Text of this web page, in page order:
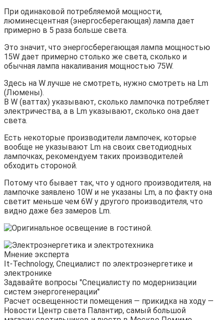
При одинаковой потребляемой мощности,
люминесцентная (энергосберегающая) лампа дает
примерно в 5 раза больше света.
Это значит, что энергосберегающая лампа мощностью
15W дает примерно столько же света, сколько и
обычная лампа накаливания мощностью 75W.
Здесь на W лучше не смотреть, нужно смотреть на Lm
(Люмены).
В W (ваттах) указывают, сколько лампочка потребляет
электричества, а в Lm указывают, сколько она дает
света.
Есть некоторые производители лампочек, которые
вообще не указывают Lm на своих светодиодных
лампочках, рекомендуем таких производителей
обходить стороной.
Потому что бывает так, что у одного производителя, на
лампочке заявлено 10W и не указаны Lm, а по факту она
светит меньше чем 6W у другого производителя, что
видно даже без замеров Lm.
Мнение эксперта
It-Technology, Cпециалист по электроэнергетике и
электронике
Задавайте вопросы "Специалисту по модернизации
систем энергогенерации"
Расчет освещенности помещения — прикидка на ходу —
Новости Центр света Палантир, самый большой